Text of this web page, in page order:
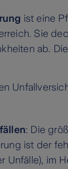
ist eine
Sie
ab.
: Die
ist der
Unfälle), im